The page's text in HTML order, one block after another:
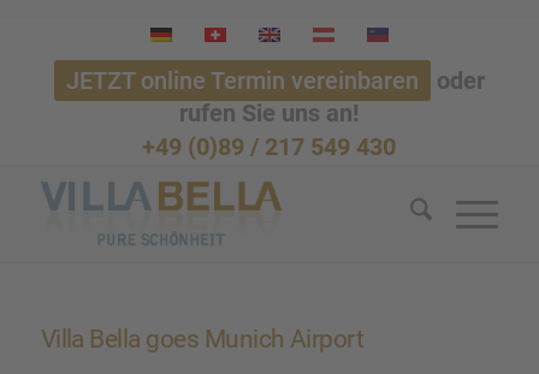
JETZT online Termin vereinbaren
oder
rufen Sie uns an!
+49 (0)89 / 217 549 430
Villa Bella goes Munich Airport